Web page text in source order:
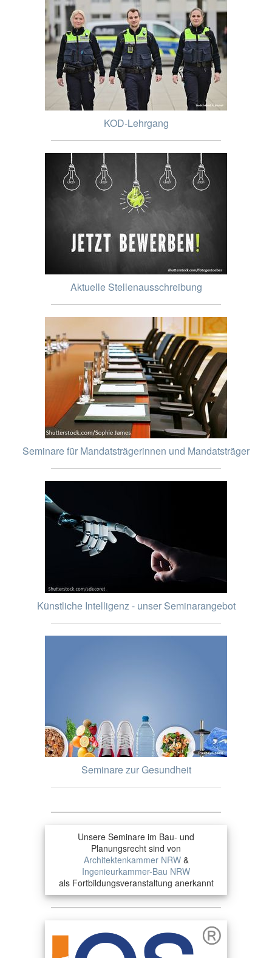
KOD-Lehrgang
Aktuelle Stellenausschreibung
Seminare für Mandatsträgerinnen und Mandatsträger
Künstliche Intelligenz - unser Seminarangebot
Seminare zur Gesundheit
Unsere Seminare im Bau- und
Planungsrecht sind von
Architektenkammer NRW&
Ingenieurkammer-Bau NRW
als Fortbildungsveranstaltung anerkannt